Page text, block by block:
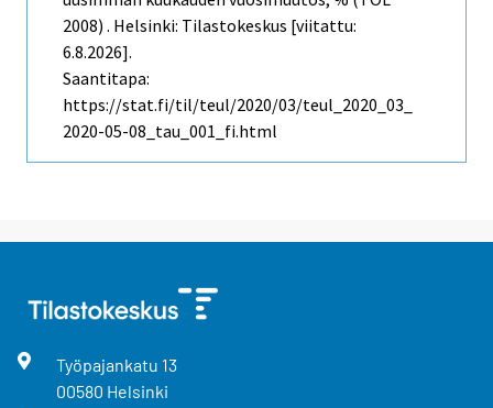
2008) . Helsinki: Tilastokeskus [viitattu:
6.8.2026].
Saantitapa:
https://stat.fi/til/teul/2020/03/teul_2020_03_
2020-05-08_tau_001_fi.html
Työpajankatu 13
00580 Helsinki